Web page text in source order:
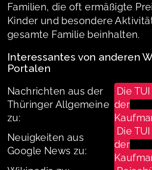
Familien, die oft ermäßigte
Kinder und besondere
gesamte Familie beinhalten.
Interessantes von anderen
Portalen
Nachrichten aus der
Thüringer Allgemeine
zu:
Die
der
Neuigkeiten aus
Google News zu:
Die
der